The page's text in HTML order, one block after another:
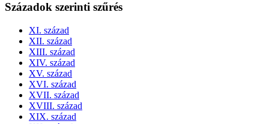
Századok szerinti szűrés
XI. század
XII. század
XIII. század
XIV. század
XV. század
XVI. század
XVII. század
XVIII. század
XIX. század